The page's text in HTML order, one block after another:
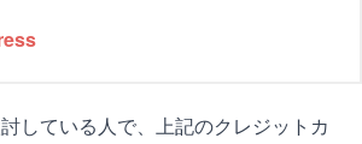
している人で、上記のクレジットカ